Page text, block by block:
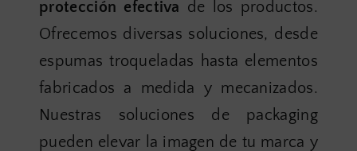
protección efectiva de los productos.
Ofrecemos diversas soluciones, desde
espumas troqueladas hasta elementos
fabricados a medida y mecanizados.
Nuestras soluciones de packaging
pueden elevar la imagen de tu marca y